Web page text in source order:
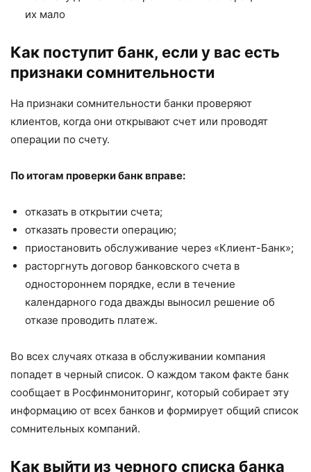
их мало
Как поступит банк, если у вас есть
признаки сомнительности
На признаки сомнительности банки проверяют
клиентов, когда они открывают счет или проводят
операции по счету.
По итогам проверки банк вправе:
отказать в открытии счета;
отказать провести операцию;
приостановить обслуживание через «Клиент-Банк»;
расторгнуть договор банковского счета в
одностороннем порядке, если в течение
календарного года дважды выносил решение об
отказе проводить платеж.
Во всех случаях отказа в обслуживании компания
попадет в черный список. О каждом таком факте банк
сообщает в Росфинмониторинг, который собирает эту
информацию от всех банков и формирует общий список
сомнительных компаний.
Как выйти из черного списка банка